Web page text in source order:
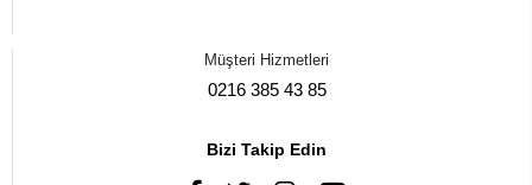
Müşteri Hizmetleri
0216 385 43 85
Bizi Takip Edin